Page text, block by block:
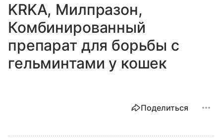
KRKA, Милпразон,
Комбинированный
препарат для борьбы с
гельминтами у кошек
Поделиться